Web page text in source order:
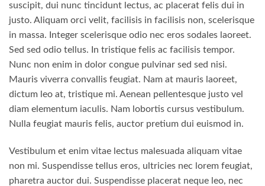
suscipit, dui nunc tincidunt lectus, ac placerat felis dui in
justo. Aliquam orci velit, facilisis in facilisis non, scelerisque
in massa. Integer scelerisque odio nec eros sodales laoreet.
Sed sed odio tellus. In tristique felis ac facilisis tempor.
Nunc non enim in dolor congue pulvinar sed sed nisi.
Mauris viverra convallis feugiat. Nam at mauris laoreet,
dictum leo at, tristique mi. Aenean pellentesque justo vel
diam elementum iaculis. Nam lobortis cursus vestibulum.
Nulla feugiat mauris felis, auctor pretium dui euismod in.
Vestibulum et enim vitae lectus malesuada aliquam vitae
non mi. Suspendisse tellus eros, ultricies nec lorem feugiat,
pharetra auctor dui. Suspendisse placerat neque leo, nec